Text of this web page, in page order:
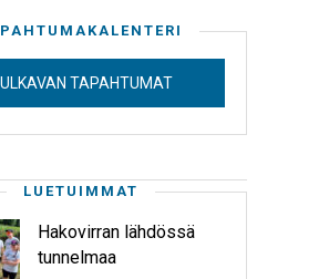
TAPAHTUMAT
LUETUIMMAT
Hakovirran lähdössä
tunnelmaa